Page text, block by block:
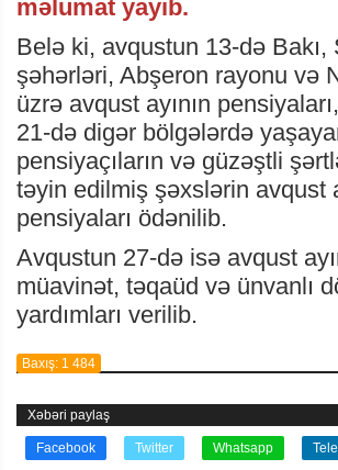
məlumat yayıb.
Belə ki, avqustun 13-də Bakı,
şəhərləri, Abşeron rayonu və
üzrə avqust ayının
21-də digər bölgələrdə
pensiyaçıların və güzəştli
təyin edilmiş şəxslərin avqust
pensiyaları ödənilib.
Avqustun 27-də isə avqust
müavinət, təqaüd və ünvanlı
yardımları verilib.
Baxış: 1 484
Xəbəri paylaş
Facebook Twitter Whatsapp